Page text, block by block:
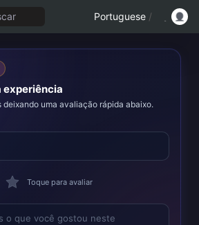
Portuguese /
experiência
deixando uma avaliação rápida abaixo.
Toque para avaliar